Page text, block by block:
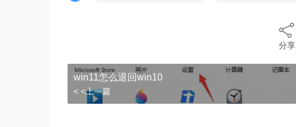
分享
win11怎么退回win10
< <上一篇